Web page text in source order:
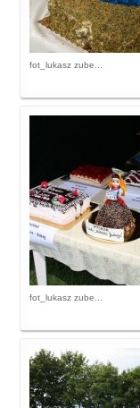
fot_lukasz zube...
fot_lukasz zube...